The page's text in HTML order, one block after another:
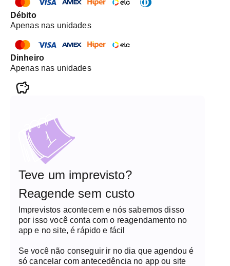
Débito
Apenas nas unidades
Dinheiro
Apenas nas unidades
Teve um imprevisto?
Reagende sem custo
Imprevistos acontecem e nós sabemos disso
por isso você conta com o reagendamento no
app e no site, é rápido e fácil
Se você não conseguir ir no dia que agendou é
só cancelar com antecedência no app ou site